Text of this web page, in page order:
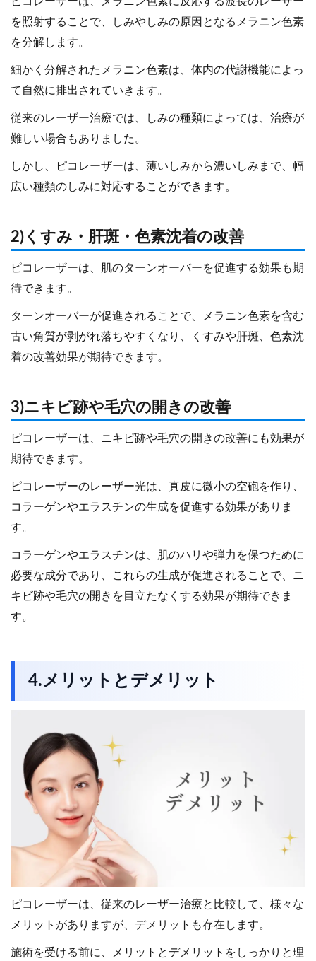
を照射することで、しみやしみの原因となるメラニン色素
を分解します。
細かく分解されたメラニン色素は、体内の代謝機能によっ
て自然に排出されていきます。
従来のレーザー治療では、しみの種類によっては、治療が
難しい場合もありました。
しかし、ピコレーザーは、薄いしみから濃いしみまで、幅
広い種類のしみに対応することができます。
2)くすみ・肝斑・色素沈着の改善
ピコレーザーは、肌のターンオーバーを促進する効果も期
待できます。
ターンオーバーが促進されることで、メラニン色素を含む
古い角質が剥がれ落ちやすくなり、くすみや肝斑、色素沈
着の改善効果が期待できます。
3)ニキビ跡や毛穴の開きの改善
ピコレーザーは、ニキビ跡や毛穴の開きの改善にも効果が
期待できます。
ピコレーザーのレーザー光は、真皮に微小の空砲を作り、
コラーゲンやエラスチンの生成を促進する効果がありま
す。
コラーゲンやエラスチンは、肌のハリや弾力を保つために
必要な成分であり、これらの生成が促進されることで、ニ
キビ跡や毛穴の開きを目立たなくする効果が期待できま
す。
4.メリットとデメリット
ピコレーザーは、従来のレーザー治療と比較して、様々な
メリットがありますが、デメリットも存在します。
施術を受ける前に、メリットとデメリットをしっかりと理